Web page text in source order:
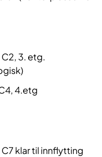
3. etg.
4.etg
klar til innflytting